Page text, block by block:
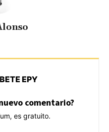
EPY
comentario?
es gratuito.